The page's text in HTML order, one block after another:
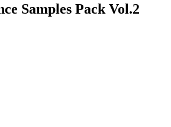
Samples Pack Vol.2